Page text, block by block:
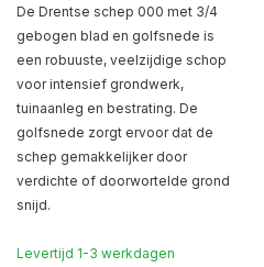
De Drentse schep 000 met 3/4
gebogen blad en golfsnede is
een robuuste, veelzijdige schop
voor intensief grondwerk,
tuinaanleg en bestrating. De
golfsnede zorgt ervoor dat de
schep gemakkelijker door
verdichte of doorwortelde grond
snijd.
Levertijd 1-3 werkdagen